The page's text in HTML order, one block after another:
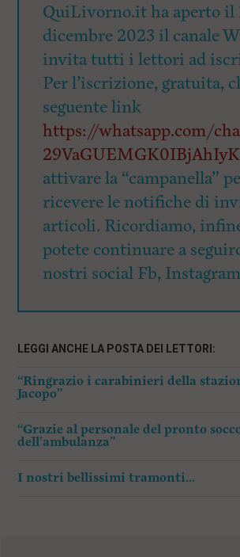
QuiLivorno.it ha aperto il
dicembre 2023 il canale
invita tutti i lettori ad
Per l’iscrizione, gratuita,
seguente link
https://whatsapp.com/
attivare la “campanella”
ricevere le notifiche di
articoli. Ricordiamo,
potete continuare a
nostri social Fb,
LEGGI ANCHE LA POSTA DEI LETTORI:
“Ringrazio i carabinieri della
Jacopo”
“Grazie al personale del pronto
dell’ambulanza”
I nostri bellissimi tramonti…